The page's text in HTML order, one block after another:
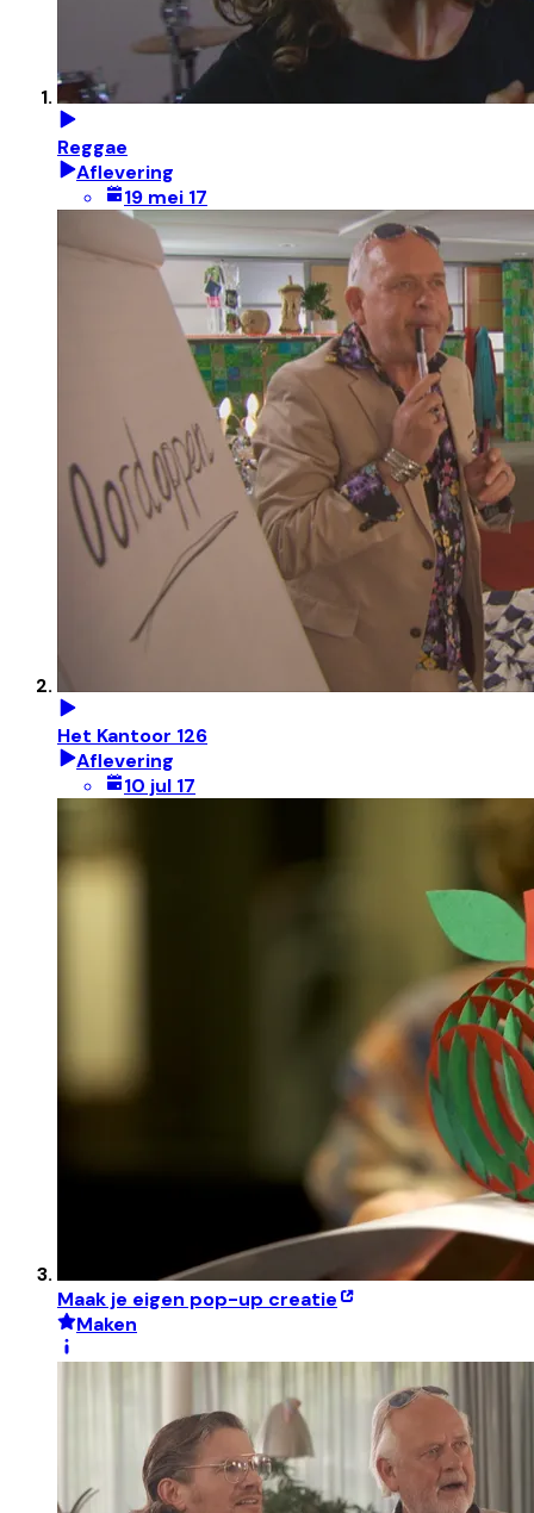
Reggae
Aflevering
19 mei 17
Het Kantoor 126
Aflevering
10 jul 17
Maak je eigen pop-up creatie
Maken